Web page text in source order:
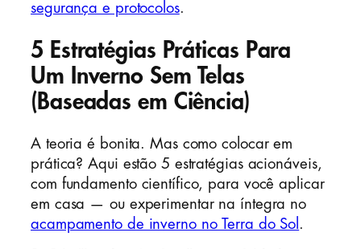
segurança e protocolos.
5 Estratégias Práticas Para
Um Inverno Sem Telas
(Baseadas em Ciência)
A teoria é bonita. Mas como colocar em
prática? Aqui estão 5 estratégias acionáveis,
com fundamento científico, para você aplicar
em casa — ou experimentar na íntegra no
acampamento de inverno no Terra do Sol .